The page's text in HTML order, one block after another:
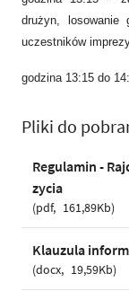
drużyn, losowanie
uczestników
godzina 13:15 do
Pliki do
Regulamin -
zycia
pdf 161,89Kb
Klauzula
docx 19,59Kb